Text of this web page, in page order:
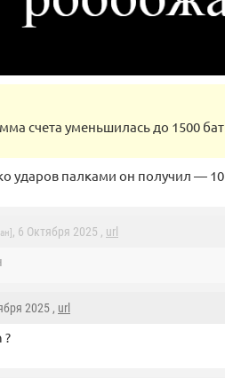
счета уменьшилась до 1500 бат
ударов палками он получил — 10
, 6 Октября 2025 , url
2025 , url
?